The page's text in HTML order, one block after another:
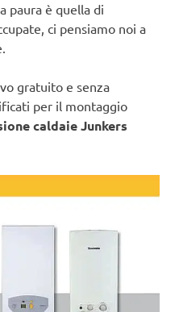
paura è quella di
ci pensiamo noi a
gratuito e senza
per il montaggio
caldaie Junkers